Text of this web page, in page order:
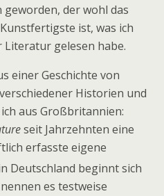
der wohl das
ist, was ich
Literatur gelesen habe.
einer Geschichte von
Historien und
aus Großbritannien:
seit Jahrzehnten eine
erfasste eigene
Deutschland beginnt sich
es testweise